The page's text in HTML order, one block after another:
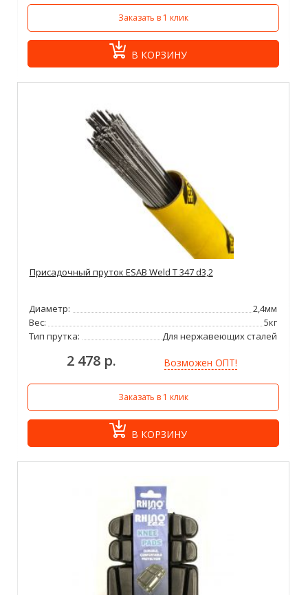
Заказать в 1 клик
В КОРЗИНУ
Присадочный пруток ESAB Weld T 347 d3,2
Диаметр:
2,4мм
Вес:
5кг
Тип прутка:
Для нержавеющих сталей
2 478 р. Возможен ОПТ!
Заказать в 1 клик
В КОРЗИНУ